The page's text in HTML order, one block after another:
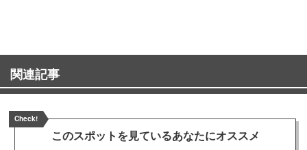
関連記事
Check!
このスポットを見ているあなたにオススメ